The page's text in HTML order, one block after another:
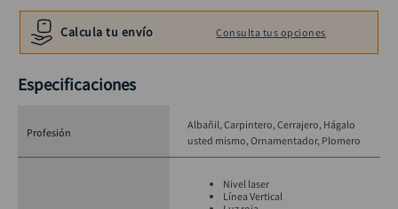
indispensable tanto en obras como en talleres.
Calcula tu envío
Consulta tus opciones
Especificaciones
Profesión
Albañil Carpintero Cerrajero Hágalo
usted mismo Ornamentador Plomero
Nivel laser
Línea Vertical